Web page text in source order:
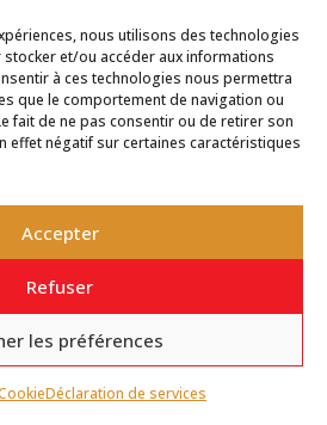
nous utilisons des technologies
et/ou accéder aux informations
à ces technologies nous permettra
que le comportement de navigation ou
fait de ne pas consentir ou de retirer son
effet négatif sur certaines caractéristiques
Accepter
Refuser
les préférences
Déclaration de services
FR